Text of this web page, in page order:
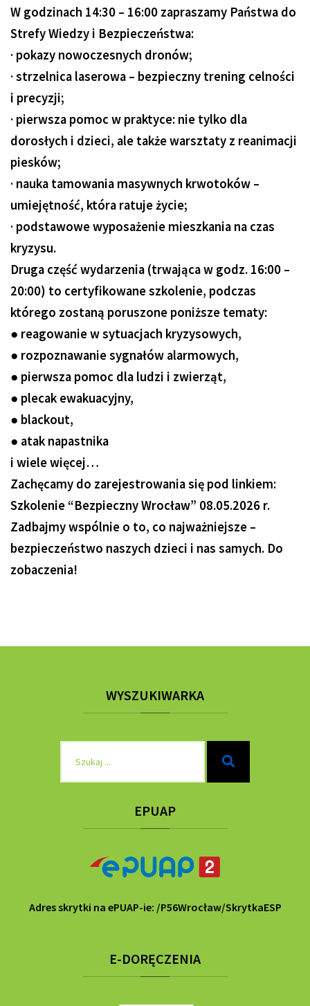
W godzinach 14:30 – 16:00 zapraszamy Państwa do
Strefy Wiedzy i Bezpieczeństwa:
· pokazy nowoczesnych dronów;
· strzelnica laserowa – bezpieczny trening celności
i precyzji;
· pierwsza pomoc w praktyce: nie tylko dla
dorosłych i dzieci, ale także warsztaty z reanimacji
piesków;
· nauka tamowania masywnych krwotoków –
umiejętność, która ratuje życie;
· podstawowe wyposażenie mieszkania na czas
kryzysu.
Druga część wydarzenia (trwająca w godz. 16:00 –
20:00) to certyfikowane szkolenie, podczas
którego zostaną poruszone poniższe tematy:
● reagowanie w sytuacjach kryzysowych,
● rozpoznawanie sygnałów alarmowych,
● pierwsza pomoc dla ludzi i zwierząt,
● plecak ewakuacyjny,
● blackout,
● atak napastnika
i wiele więcej…
Zachęcamy do zarejestrowania się pod linkiem:
Szkolenie “Bezpieczny Wrocław” 08.05.2026 r.
Zadbajmy wspólnie o to, co najważniejsze –
bezpieczeństwo naszych dzieci i nas samych. Do
zobaczenia!
WYSZUKIWARKA
EPUAP
Adres skrytki na ePUAP-ie: /P56Wrocław/SkrytkaESP
E-DORĘCZENIA